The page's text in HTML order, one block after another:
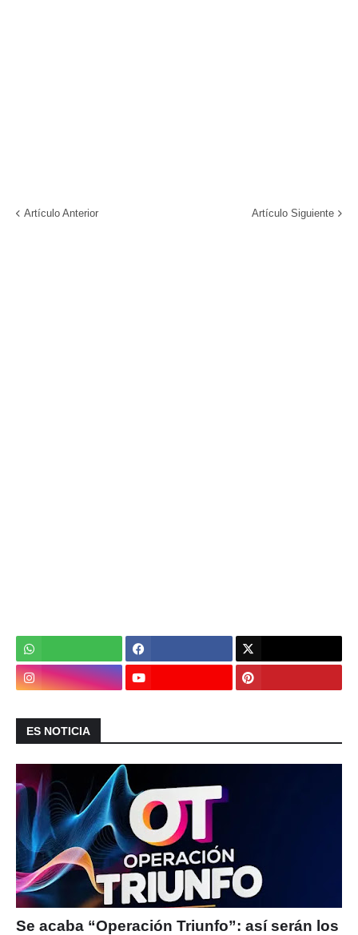
Artículo Anterior Artículo Siguiente
ES NOTICIA
Se acaba “Operación Triunfo”: así serán los